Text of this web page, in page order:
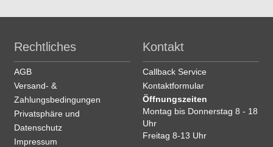
Rechtliches
AGB
Versand- &
Zahlungsbedingungen
Privatsphäre und
Datenschutz
Impressum
Kontakt
Callback Service
Kontaktformular
Öffnungszeiten
Montag bis Donnerstag 8 - 18
Uhr
Freitag 8-13 Uhr